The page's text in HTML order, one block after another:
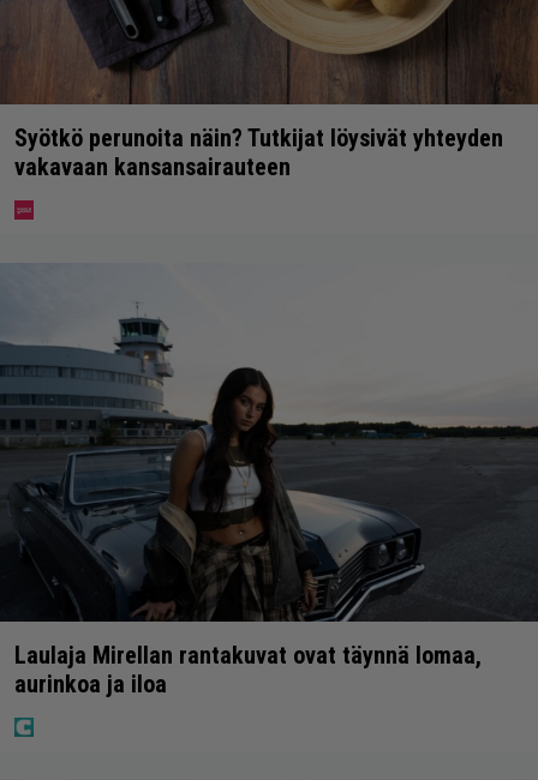
Syötkö perunoita näin? Tutkijat löysivät yhteyden
vakavaan kansansairauteen
Laulaja Mirellan rantakuvat ovat täynnä lomaa,
aurinkoa ja iloa